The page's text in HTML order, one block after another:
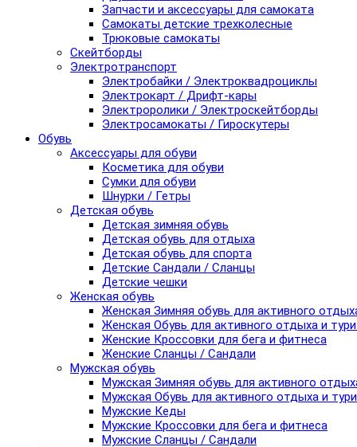
Запчасти и аксессуары для самоката
Самокаты детские трехколесные
Трюковые самокаты
Скейтборды
Электротранспорт
Электробайки / Электроквадроциклы
Электрокарт / Дрифт-кары
Электроролики / Электроскейтборды
Электросамокаты / Гироскутеры
Обувь
Аксессуары для обуви
Косметика для обуви
Сумки для обуви
Шнурки / Гетры
Детская обувь
Детская зимняя обувь
Детская обувь для отдыха
Детская обувь для спорта
Детские Сандали / Сланцы
Детские чешки
Женская обувь
Женская Зимняя обувь для активного
Женская Обувь для активного отдыха и
Женские Кроссовки для бега и фитнеса
Женские Сланцы / Сандали
Мужская обувь
Мужская Зимняя обувь для активного
Мужская Обувь для активного отдыха и
Мужские Кеды
Мужские Кроссовки для бега и фитнеса
Мужские Сланцы / Сандали